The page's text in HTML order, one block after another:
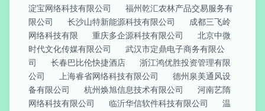
淀宝网络科技有限公司
福州乾汇农林产品交易服务有
限公司
长沙山特新能源科技有限公司
成都三飞岭
网络科技有限
重庆多企源科技有限公司
北京中微
时代文化传媒有限公司
武汉市定鼎电子商务有限公
司
长春巴比伦快捷酒店
浙江鸿优胜投资管理有限
公司
上海睿省网络科技有限公司
德州泉美通风设
备有限公司
杭州焕旭信息技术有限公司
河南艺隋
网络科技有限公司
临沂华信软件科技有限公司
温